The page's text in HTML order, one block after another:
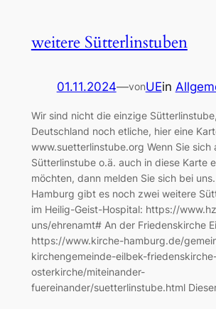
weitere Sütterlinstuben
01.11.2024—vonUEin
Wir sind nicht die einzige
Deutschland noch etliche, hier eine
www.suetterlinstube.org Wenn Sie sich
Sütterlinstube o.ä. auch in diese Karte
möchten, dann melden Sie sich bei
Hamburg gibt es noch zwei weitere
im Heilig-Geist-Hospital: https://
uns/ehrenamt# An der Friedenskirche
https://www.kirche-hamburg.de/
kirchengemeinde-eilbek-
osterkirche/miteinander-
fuereinander/suetterlinstube.html